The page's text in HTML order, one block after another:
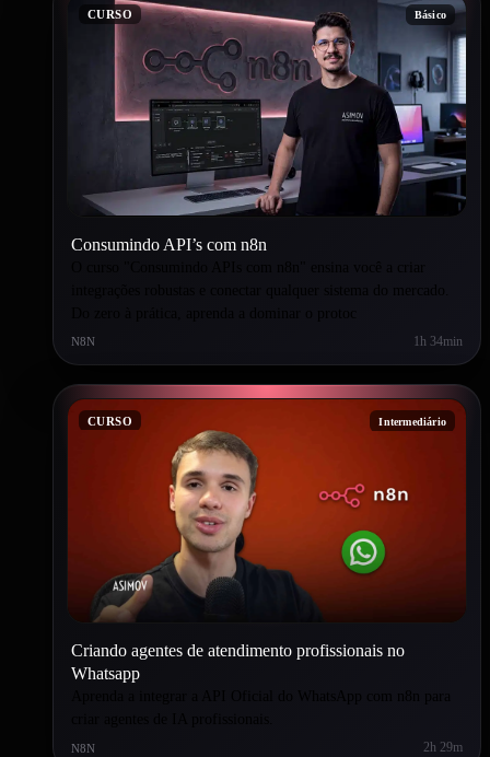
CURSO Básico
Consumindo API’s com n8n
integrações robustas e conectar qualquer sistema do mercado.
N8N 1h 34min
CURSO Intermediário
Criando agentes de atendimento profissionais no
Whatsapp
Aprenda a integrar a API Oficial do WhatsApp com n8n para
N8N 2h 29m